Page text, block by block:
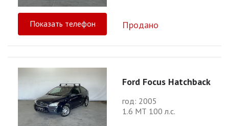
Показать телефон Продано
Ford Focus Hatchback
год: 2005
1.6 МТ 100 л.с.